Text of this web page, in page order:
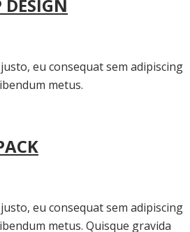
DESIGN
eu consequat sem adipiscing
metus.
eu consequat sem adipiscing
metus. Quisque gravida